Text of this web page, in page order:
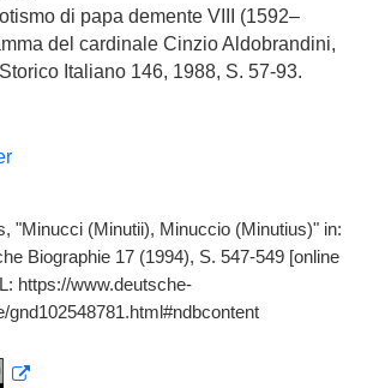
di papa demente VIII (1592–
del cardinale Cinzio Aldobrandini,
Italiano 146, 1988, S. 57-93.
"Minucci (Minutii), Minuccio (Minutius)" in:
Biographie 17 (1994), S. 547-549 [online
https://www.deutsche-
gnd102548781.html#ndbcontent